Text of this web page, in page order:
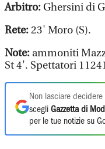
Arbitro:Ghersini di
Rete:23' Moro (S).
Note: ammoniti
St 4'. Spettatori
Non lasciare decidere
scegli Gazzetta di
per le tue notizie su